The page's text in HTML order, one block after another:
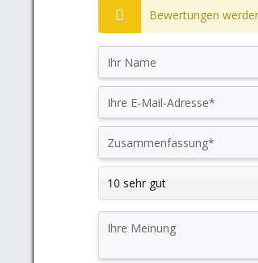
Bewertungen